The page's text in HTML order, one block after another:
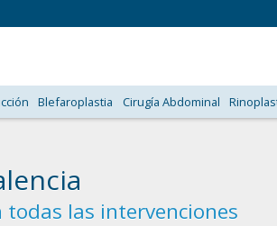
todas las intervenciones
Blefaroplastia Cirugía Abdominal